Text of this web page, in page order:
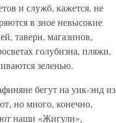
и служб, кажется, не
в зное невысокие
таверн, магазинов,
голубизна, пляжи,
зеленью.
бегут на уик-энд из
но много, конечно,
наши «Жигули»,